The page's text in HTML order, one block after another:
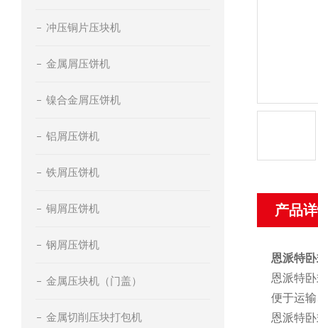
冲压铜片压块机
金属屑压饼机
镍合金屑压饼机
铝屑压饼机
铁屑压饼机
铜屑压饼机
钢屑压饼机
金属压块机（门盖）
金属切削压块打包机
产品
恩派特
恩派特
便于运
恩派特